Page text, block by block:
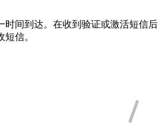
时间到达。在收到验证或激活短信
信。